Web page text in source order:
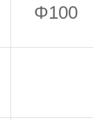
Φ100